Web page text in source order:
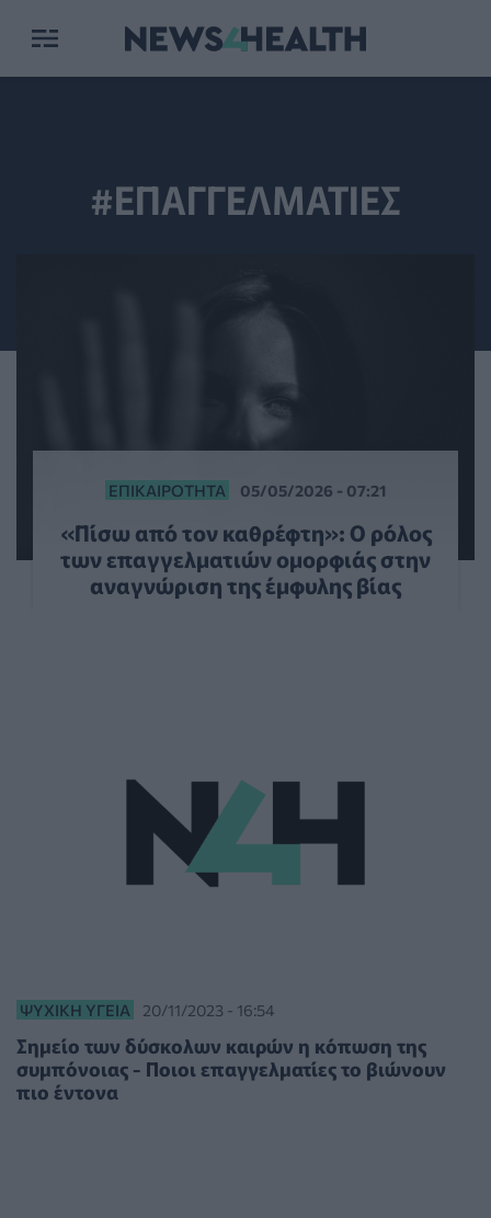
#ΕΠΑΓΓΕΛΜΑΤΙΕΣ
ΕΠΙΚΑΙΡΌΤΗΤΑ 05/05/2026 - 07:21
«Πίσω από τον καθρέφτη»: Ο ρόλος
των επαγγελματιών ομορφιάς στην
αναγνώριση της έμφυλης βίας
ΨΥΧΙΚΉ ΥΓΕΊΑ 20/11/2023 - 16:54
Σημείο των δύσκολων καιρών η κόπωση της
συμπόνοιας - Ποιοι επαγγελματίες το βιώνουν
πιο έντονα